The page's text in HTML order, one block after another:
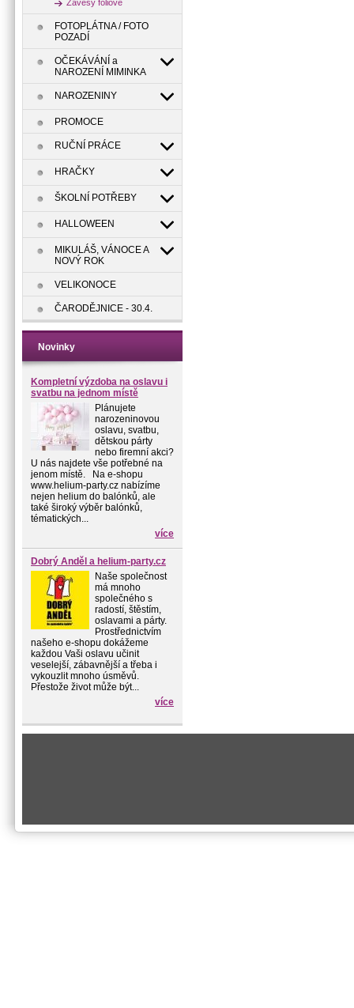
Závěsy fóliové
FOTOPLÁTNA / FOTO
POZADÍ
OČEKÁVÁNÍ a
NAROZENÍ MIMINKA
NAROZENINY
PROMOCE
RUČNÍ PRÁCE
HRAČKY
ŠKOLNÍ POTŘEBY
HALLOWEEN
MIKULÁŠ, VÁNOCE A
NOVÝ ROK
VELIKONOCE
ČARODĚJNICE - 30.4.
Novinky
Kompletní výzdoba na oslavu i
svatbu na jednom místě
Plánujete
narozeninovou
oslavu, svatbu,
dětskou párty
nebo firemní akci?
U nás najdete vše potřebné na
jenom místě. Na e-shopu
www.helium-party.cz nabízíme
nejen helium do balónků, ale
také široký výběr balónků,
tématických...
více
Dobrý Anděl a helium-party.cz
Naše společnost
má mnoho
společného s
radostí, štěstím,
oslavami a párty.
Prostřednictvím
našeho e-shopu dokážeme
každou Vaši oslavu učinit
veselejší, zábavnější a třeba i
vykouzlit mnoho úsměvů.
Přestože život může být...
více